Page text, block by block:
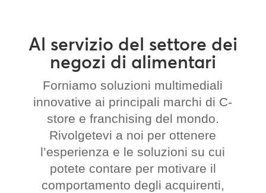
Al servizio del settore dei
negozi di alimentari
Forniamo soluzioni multimediali
innovative ai principali marchi di C-
store e franchising del mondo.
Rivolgetevi a noi per ottenere
l’esperienza e le soluzioni su cui
potete contare per motivare il
comportamento degli acquirenti,